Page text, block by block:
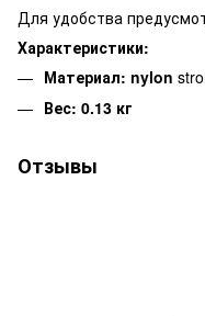
Для удобства
Характеристики:
Материал: nylon
Вес: 0.13 кг
Отзывы